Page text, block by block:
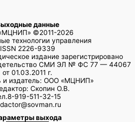
данные
©2011-2026
технологии управления
ISSN 2226-9339
издание зарегистрировано
СМИ ЭЛ № ФС 77 — 44067
от 01.03.2011 г.
и издатель: ООО «МЦНИП»
Скопин О.В.
919-511-32-15
выхода